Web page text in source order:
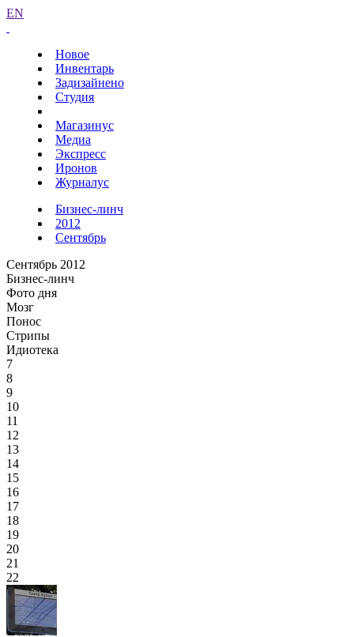
EN
Новое
Инвентарь
Задизайнено
Студия
Магазинус
Медиа
Экспресс
Иронов
Журналус
Бизнес-линч
2012
Сентябрь
Сентябрь 2012
Бизнес-линч
Фото дня
Мозг
Понос
Стрипы
Идиотека
7
8
9
10
11
12
13
14
15
16
17
18
19
20
21
22